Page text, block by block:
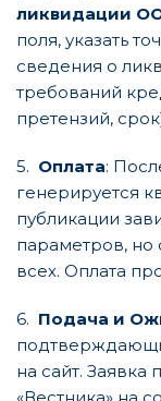
ликвидации
поля, указать
сведения о
требований
претензий,
5. Оплата:
генерируется
публикации
параметров, но
всех. Оплата
6. Подача и
на сайт.